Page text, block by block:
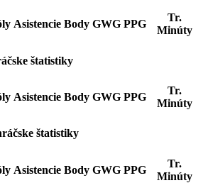
Asistencie Body GWG PPG
Tr.
Minúty
štatistiky
Asistencie Body GWG PPG
Tr.
Minúty
štatistiky
Asistencie Body GWG PPG
Tr.
Minúty